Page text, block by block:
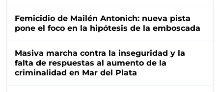
Femicidio de Mailén Antonich: nueva pista
pone el foco en la hipótesis de la emboscada
Masiva marcha contra la inseguridad y la
falta de respuestas al aumento de la
criminalidad en Mar del Plata